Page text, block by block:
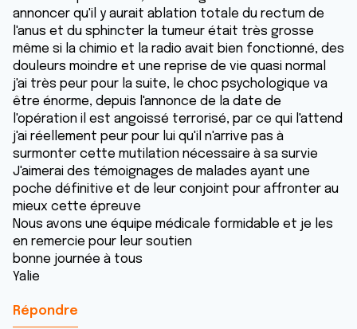
annoncer qu'il y aurait ablation totale du rectum de
l'anus et du sphincter la tumeur était très grosse
même si la chimio et la radio avait bien fonctionné, des
douleurs moindre et une reprise de vie quasi normal
j'ai très peur pour la suite, le choc psychologique va
être énorme, depuis l'annonce de la date de
l'opération il est angoissé terrorisé, par ce qui l'attend
j'ai réellement peur pour lui qu'il n'arrive pas à
surmonter cette mutilation nécessaire à sa survie
J'aimerai des témoignages de malades ayant une
poche définitive et de leur conjoint pour affronter au
mieux cette épreuve
Nous avons une équipe médicale formidable et je les
en remercie pour leur soutien
bonne journée à tous
Yalie
Répondre